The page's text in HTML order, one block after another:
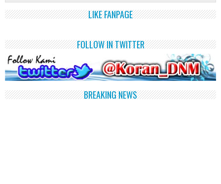
LIKE FANPAGE
FOLLOW IN TWITTER
BREAKING NEWS